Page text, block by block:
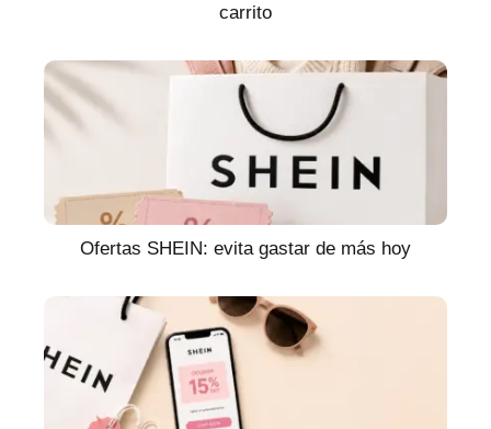
carrito
Ofertas SHEIN: evita gastar de más hoy